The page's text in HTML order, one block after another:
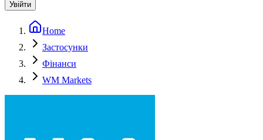
Увійти
Home
Застосунки
Фінанси
WM Markets